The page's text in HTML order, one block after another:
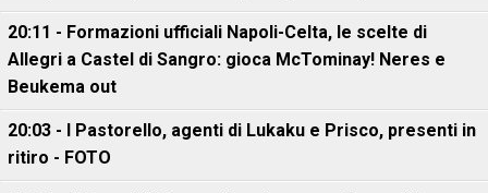
20:11 - Formazioni ufficiali Napoli-Celta, le scelte di
Allegri a Castel di Sangro: gioca McTominay! Neres e
Beukema out
20:03 - I Pastorello, agenti di Lukaku e Prisco, presenti in
ritiro - FOTO